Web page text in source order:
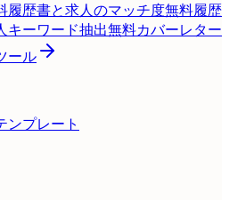
履歴書と求人のマッチ度無料履歴
キーワード抽出無料カバーレター
ール
ンプレート